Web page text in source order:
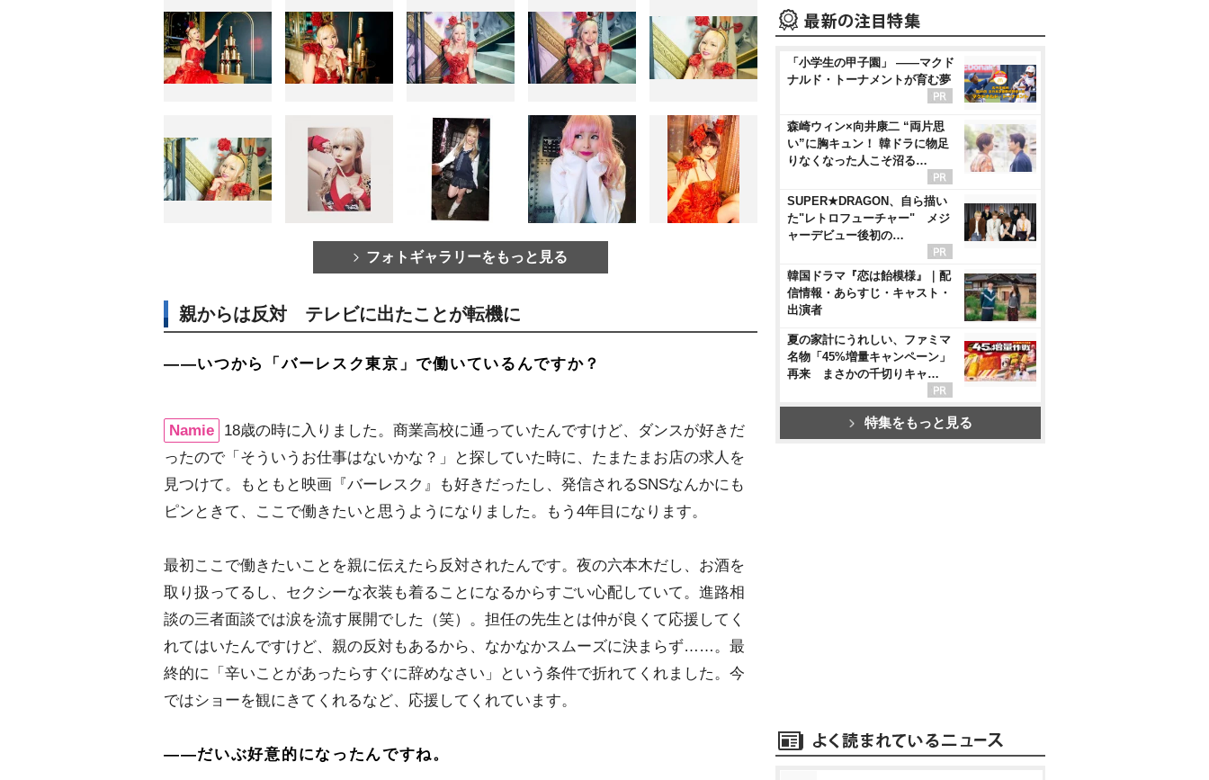
フォトギャラリーをもっと見る
親からは反対 テレビに出たことが転機に
――いつから「バーレスク東京」で働いているんですか？
Namie
18歳の時に入りました。商業高校に通っていたんですけど、ダンスが好きだ
ったので「そういうお仕事はないかな？」と探していた時に、たまたまお店の求人を
見つけて。もともと映画『バーレスク』も好きだったし、発信されるSNSなんかにも
ピンときて、ここで働きたいと思うようになりました。もう4年目になります。
最初ここで働きたいことを親に伝えたら反対されたんです。夜の六本木だし、お酒を
取り扱ってるし、セクシーな衣装も着ることになるからすごい心配していて。進路相
談の三者面談では涙を流す展開でした（笑）。担任の先生とは仲が良くて応援してく
れてはいたんですけど、親の反対もあるから、なかなかスムーズに決まらず……。最
終的に「辛いことがあったらすぐに辞めなさい」という条件で折れてくれました。今
ではショーを観にきてくれるなど、応援してくれています。
――だいぶ好意的になったんですね。
「小学生の甲子園」 ――マクド
ナルド・トーナメントが育む夢
森崎ウィン×向井康二 “両片思
い”に胸キュン！ 韓ドラに物足
りなくなった人こそ沼る…
SUPER★DRAGON、自ら描い
た"レトロフューチャー" メジ
ャーデビュー後初の…
韓国ドラマ『恋は飴模様』｜配
信情報・あらすじ・キャスト・
出演者
夏の家計にうれしい、ファミマ
名物「45%増量キャンペーン」
再来 まさかの千切りキャ…
特集をもっと見る